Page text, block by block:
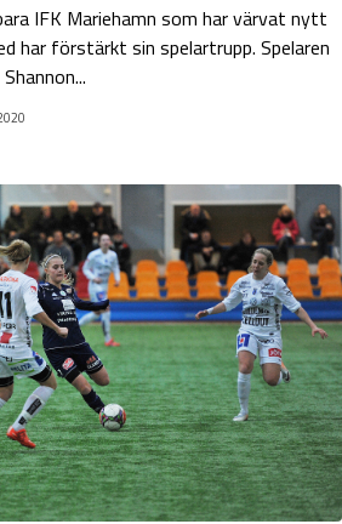
IFK Mariehamn som har värvat nytt
har förstärkt sin spelartrupp. Spelaren